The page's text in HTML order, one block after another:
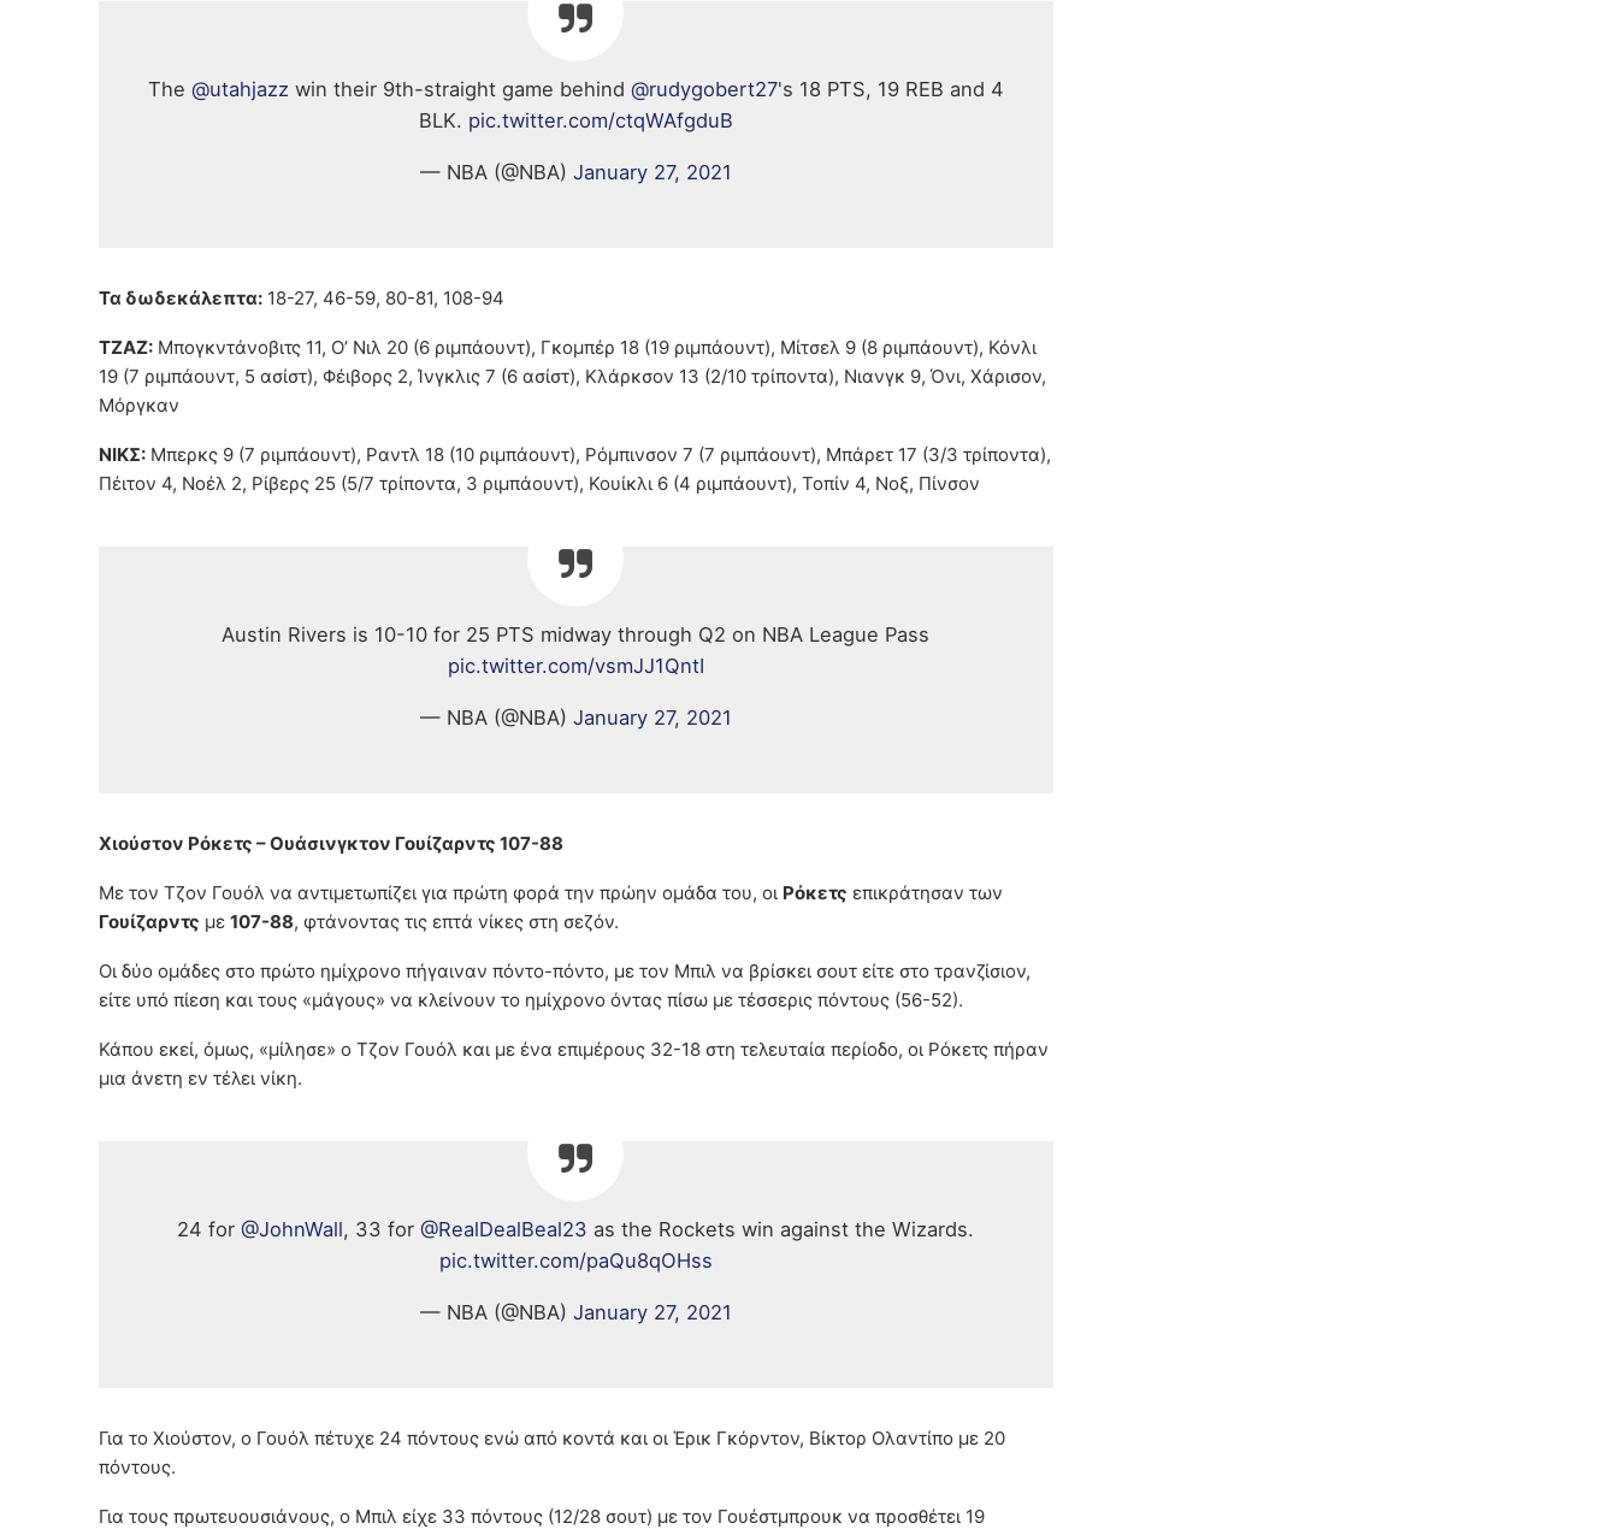
The @utahjazz win their 9th-straight game behind @rudygobert27's 18 PTS, 19 REB and 4
BLK. pic.twitter.com/ctqWAfgduB
— NBA (@NBA) January 27, 2021
Τα δωδεκάλεπτα: 18-27, 46-59, 80-81, 108-94
ΤΖΑΖ: Μπογκντάνοβιτς 11, Ο’ Νιλ 20 (6 ριμπάουντ), Γκομπέρ 18 (19 ριμπάουντ), Μίτσελ 9 (8 ριμπάουντ), Κόνλι
19 (7 ριμπάουντ, 5 ασίστ), Φέιβορς 2, Ίνγκλις 7 (6 ασίστ), Κλάρκσον 13 (2/10 τρίποντα), Νιανγκ 9, Όνι, Χάρισον,
Μόργκαν
ΝΙΚΣ: Μπερκς 9 (7 ριμπάουντ), Ραντλ 18 (10 ριμπάουντ), Ρόμπινσον 7 (7 ριμπάουντ), Μπάρετ 17 (3/3 τρίποντα),
Πέιτον 4, Νοέλ 2, Ρίβερς 25 (5/7 τρίποντα, 3 ριμπάουντ), Κουίκλι 6 (4 ριμπάουντ), Τοπίν 4, Νοξ, Πίνσον
Austin Rivers is 10-10 for 25 PTS midway through Q2 on NBA League Pass
pic.twitter.com/vsmJJ1QntI
— NBA (@NBA) January 27, 2021
Χιούστον Ρόκετς – Ουάσινγκτον Γουίζαρντς 107-88
Με τον Τζον Γουόλ να αντιμετωπίζει για πρώτη φορά την πρώην ομάδα του, οι Ρόκετς επικράτησαν των
Γουίζαρντς με 107-88, φτάνοντας τις επτά νίκες στη σεζόν.
Οι δύο ομάδες στο πρώτο ημίχρονο πήγαιναν πόντο-πόντο, με τον Μπιλ να βρίσκει σουτ είτε στο τρανζίσιον,
είτε υπό πίεση και τους «μάγους» να κλείνουν το ημίχρονο όντας πίσω με τέσσερις πόντους (56-52).
Κάπου εκεί, όμως, «μίλησε» ο Τζον Γουόλ και με ένα επιμέρους 32-18 στη τελευταία περίοδο, οι Ρόκετς πήραν
μια άνετη εν τέλει νίκη.
24 for@JohnWall, 33 for@RealDealBeal23 as the Rockets win against the Wizards.
pic.twitter.com/paQu8qOHss
— NBA (@NBA) January 27, 2021
Για το Χιούστον, ο Γουόλ πέτυχε 24 πόντους ενώ από κοντά και οι Έρικ Γκόρντον, Βίκτορ Ολαντίπο με 20
πόντους.
Για τους πρωτευουσιάνους, ο Μπιλ είχε 33 πόντους (12/28 σουτ) με τον Γουέστμπρουκ να προσθέτει 19